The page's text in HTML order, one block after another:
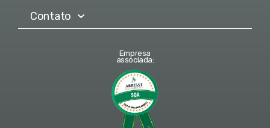
Contato
Empresa
associada: